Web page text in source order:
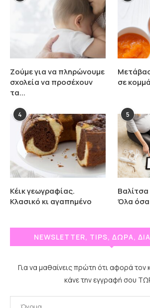
Ζούμε για να πληρώνουμε
σχολεία να προσέχουν
τα...
σε
4
Κέικ γεωγραφίας.
Κλασικό κι αγαπημένο
5
Όλα όσα
NEWSLETTER, TIPS, ΔΩΡΑ,
Για να μαθαίνεις πρώτη ότι αφορά τον
κάνε την εγγραφή σου